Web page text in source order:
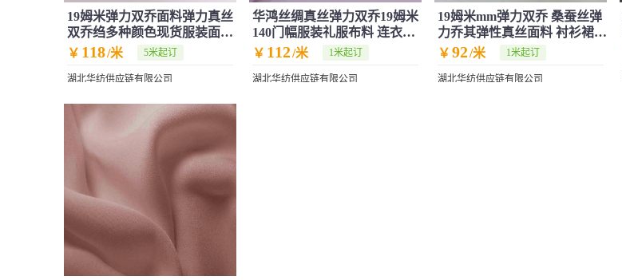
19姆米弹力双乔面料弹力真丝
双乔绉多种颜色现货服装面料
黑色
￥ 118/米 5米起订
湖北华纺供应链有限公司
华鸿丝绸真丝弹力双乔19姆米
140门幅服装礼服布料 连衣裙
面料现货
￥ 112/米 1米起订
湖北华纺供应链有限公司
19姆米mm弹力双乔 桑蚕丝弹
力乔其弹性真丝面料 衬衫裙子
热销面料
￥ 92/米 1米起订
湖北华纺供应链有限公司